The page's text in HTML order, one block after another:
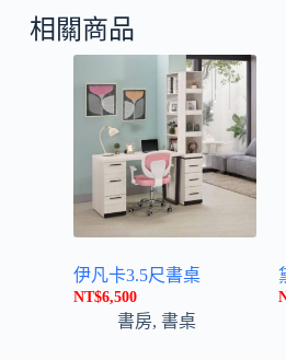
v
e
:
相關商品
伊凡卡3.5尺書桌
NT$6,500
書房, 書桌